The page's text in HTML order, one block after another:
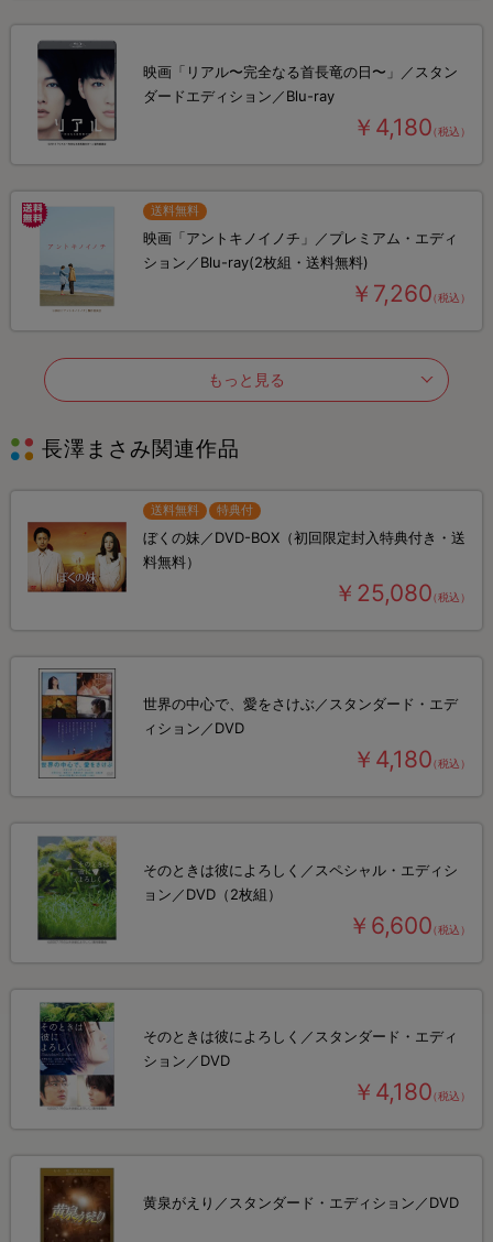
映画「リアル〜完全なる首長竜の日〜」／スタン
ダードエディション／Blu-ray
￥4,180（税込）
送料無料
映画「アントキノイノチ」／プレミアム・エディ
ション／Blu-ray(2枚組・送料無料)
￥7,260（税込）
もっと見る
長澤まさみ関連作品
送料無料 特典付
ぼくの妹／DVD-BOX（初回限定封入特典付き・送
料無料）
￥25,080（税込）
世界の中心で、愛をさけぶ／スタンダード・エデ
ィション／DVD
￥4,180（税込）
そのときは彼によろしく／スペシャル・エディシ
ョン／DVD（2枚組）
￥6,600（税込）
そのときは彼によろしく／スタンダード・エディ
ション／DVD
￥4,180（税込）
黄泉がえり／スタンダード・エディション／DVD